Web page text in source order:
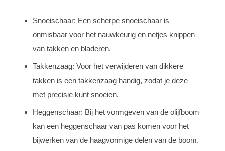
Snoeischaar: Een scherpe snoeischaar is
onmisbaar voor het nauwkeurig en netjes knippen
van takken en bladeren.
Takkenzaag: Voor het verwijderen van dikkere
takken is een takkenzaag handig, zodat je deze
met precisie kunt snoeien.
Heggenschaar: Bij het vormgeven van de olijfboom
kan een heggenschaar van pas komen voor het
bijwerken van de haagvormige delen van de boom.